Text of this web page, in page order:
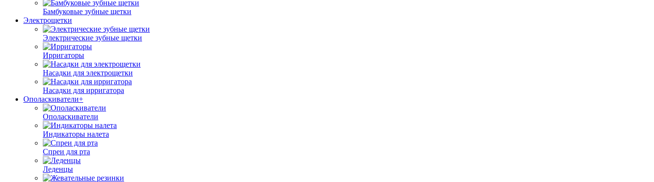
Бамбуковые зубные щетки
Электрощетки
Электрические зубные щетки
Ирригаторы
Насадки для электрощетки
Насадки для ирригатора
Ополаскиватели+
Ополаскиватели
Индикаторы налета
Спреи для рта
Леденцы